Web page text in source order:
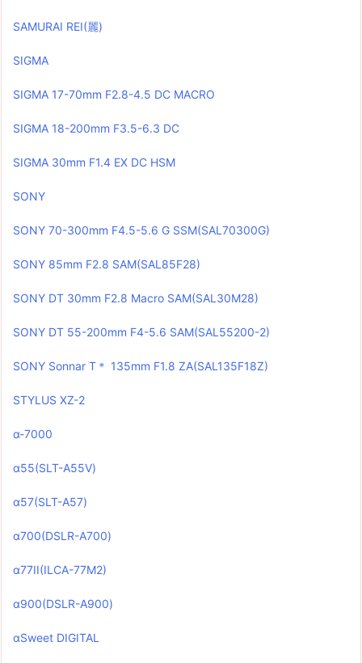
SAMURAI REI(麗)
SIGMA
SIGMA 17-70mm F2.8-4.5 DC MACRO
SIGMA 18-200mm F3.5-6.3 DC
SIGMA 30mm F1.4 EX DC HSM
SONY
SONY 70-300mm F4.5-5.6 G SSM(SAL70300G)
SONY 85mm F2.8 SAM(SAL85F28)
SONY DT 30mm F2.8 Macro SAM(SAL30M28)
SONY DT 55-200mm F4-5.6 SAM(SAL55200-2)
SONY Sonnar T＊ 135mm F1.8 ZA(SAL135F18Z)
STYLUS XZ-2
α-7000
α55(SLT-A55V)
α57(SLT-A57)
α700(DSLR-A700)
α77II(ILCA-77M2)
α900(DSLR-A900)
αSweet DIGITAL